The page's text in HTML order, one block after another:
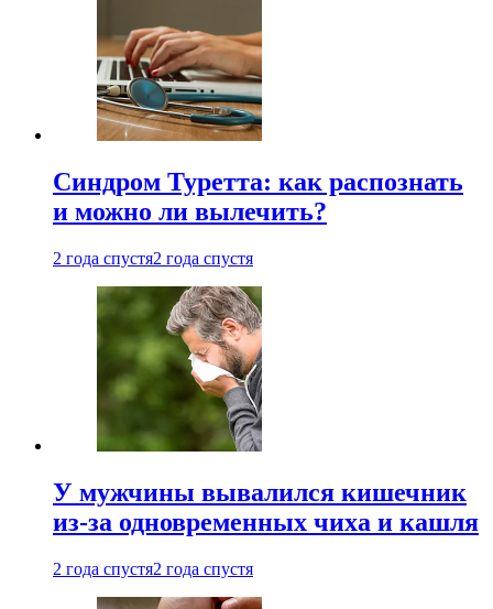
Синдром Туретта: как распознать
и можно ли вылечить?
2 года спустя2 года спустя
У мужчины вывалился кишечник
из-за одновременных чиха и кашля
2 года спустя2 года спустя